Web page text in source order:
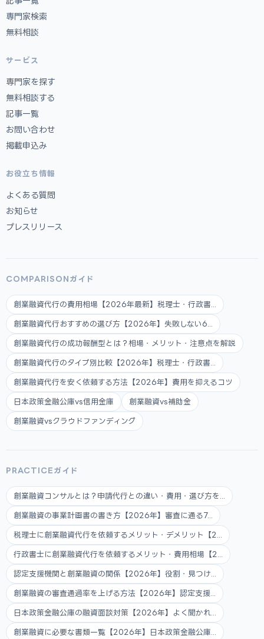
専門家検索
無料相談
サービス
専門家を探す
無料相談する
記事一覧
お問い合わせ
掲載申込み
お役立ち情報
よくある質問
お知らせ
プレスリリース
COMPARISONガイド
創業融資代行の費用相場【2026年最新】税理士・行政書...
創業融資代行おすすめの選び方【2026年】失敗しない6...
創業融資代行の成功報酬型とは？相場・メリット・注意点を解説
創業融資代行のタイプ別比較【2026年】税理士・行政書...
創業融資代行を安く依頼する方法【2026年】費用を抑えるコツ
日本政策金融公庫vs信用金庫 創業融資vs補助金
創業融資vsクラウドファンディング
PRACTICEガイド
創業融資コンサルとは？申請代行との違い・費用・選び方を...
創業融資の事業計画書の書き方【2026年】審査に通る7...
税理士に創業融資代行を依頼するメリット・デメリット【2...
行政書士に創業融資代行を依頼するメリット・費用相場【2...
認定支援機関と創業融資の関係【2026年】役割・見つけ...
創業融資の審査通過率を上げる方法【2026年】認定支援...
日本政策金融公庫の融資面談対策【2026年】よく聞かれ...
創業融資に必要な書類一覧【2026年】日本政策金融公庫...